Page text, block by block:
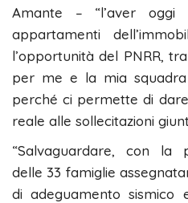
Amante – “l’aver
appartamenti
l’opportunità del PNRR,
per me e la mia squadra
perché ci permette di
reale alle sollecitazioni
“Salvaguardare, con la
delle 33 famiglie
di adeguamento sismico